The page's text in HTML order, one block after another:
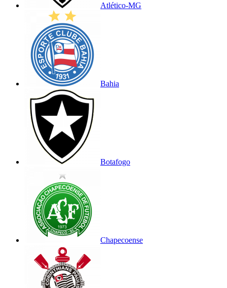
Atlético-MG
Bahia
Botafogo
Chapecoense